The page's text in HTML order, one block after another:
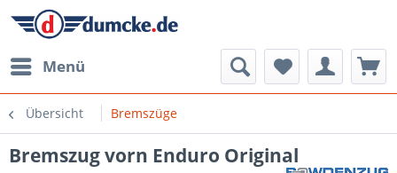
Menü
Übersicht Bremszüge
Bremszug vorn Enduro Original